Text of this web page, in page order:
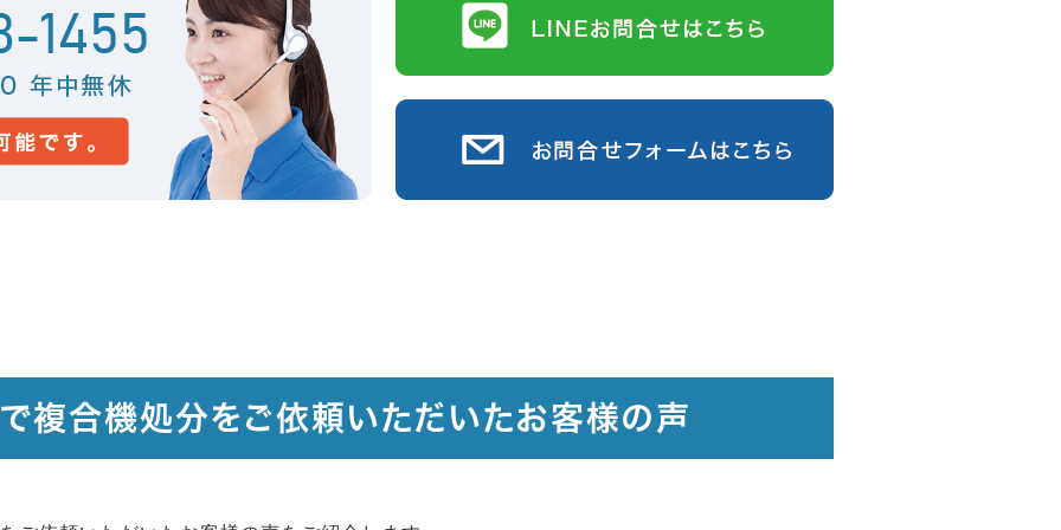
複合機処分をご依頼いただいたお客様の声